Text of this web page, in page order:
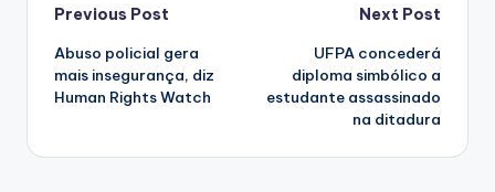
Post
navigation
Previous Post
Abuso policial gera
mais insegurança, diz
Human Rights Watch
Next Post
UFPA concederá
diploma simbólico a
estudante assassinado
na ditadura